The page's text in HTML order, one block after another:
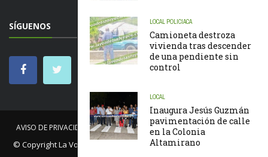
LOCAL POLICIACA
Camioneta destroza
vivienda tras descender
de una pendiente sin
control
LOCAL
Inaugura Jesús Guzmán
pavimentación de calle
en la Colonia
Altamirano
SÍGUENOS
AVISO DE PRIVACIDAD NOSOTROS NOTICIAS CÓDIGO DE ÉTICA
© CopyrightLa Voz de Tantoyuca . Todos los derechos reservados.